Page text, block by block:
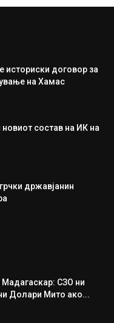
историски договор за
на Хамас
состав на ИК на
државјанин
Мадагаскар: СЗО ни
Долари Мито ако...